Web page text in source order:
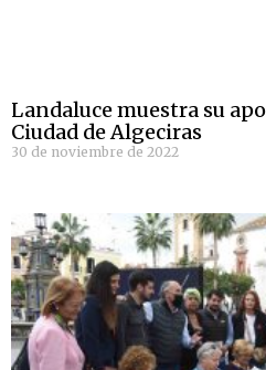
Landaluce muestra su
Ciudad de Algeciras
30 de noviembre de 2022